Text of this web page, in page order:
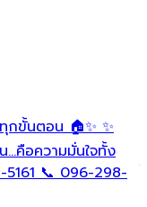
กขั้นตอน 🏠✨ ✨
คือความมั่นใจทั้ง
📞 096-298-